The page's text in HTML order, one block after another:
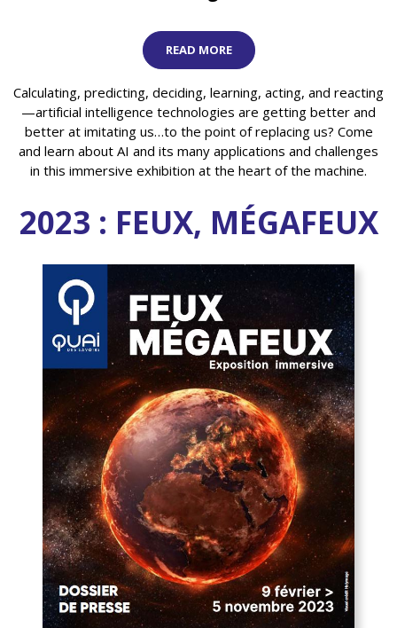
READ MORE
Calculating, predicting, deciding, learning, acting, and reacting
—artificial intelligence technologies are getting better and
better at imitating us…to the point of replacing us? Come
and learn about AI and its many applications and challenges
in this immersive exhibition at the heart of the machine.
2023 : FEUX, MÉGAFEUX